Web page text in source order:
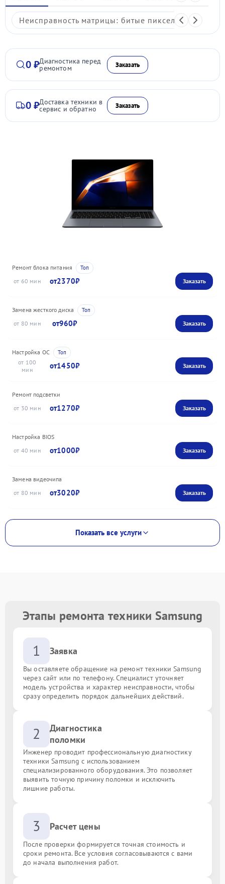
Неисправность матрицы: битые пиксели,
0 ₽Диагностика перед
ремонтом Заказать
0 ₽Доставка техники в
сервис и обратно Заказать
Ремонт блока питания
60
2370
Замена жесткого диска
80
960
Настройка ОС
100
1450
Ремонт подсветки
30
1270
Настройка BIOS
40
1000
Замена видеочипа
80
3020
Показать все услуги
Этапы ремонта техники Samsung
1 Заявка
Вы оставляете обращение на ремонт техники Samsung
через сайт или по телефону. Специалист уточняет
модель устройства и характер неисправности, чтобы
сразу определить порядок дальнейших действий.
2
Диагностика
поломки
Инженер проводит профессиональную диагностику
техники Samsung с использованием
специализированного оборудования. Это позволяет
выявить точную причину поломки и исключить
лишние работы.
3 Расчет цены
После проверки формируется точная стоимость и
сроки ремонта. Все условия согласовываются с вами
до начала выполнения работ.